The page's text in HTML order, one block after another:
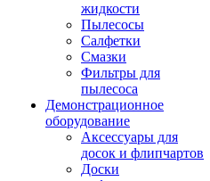
жидкости
Пылесосы
Салфетки
Смазки
Фильтры для
пылесоса
Демонстрационное
оборудование
Аксессуары для
досок и флипчартов
Доски